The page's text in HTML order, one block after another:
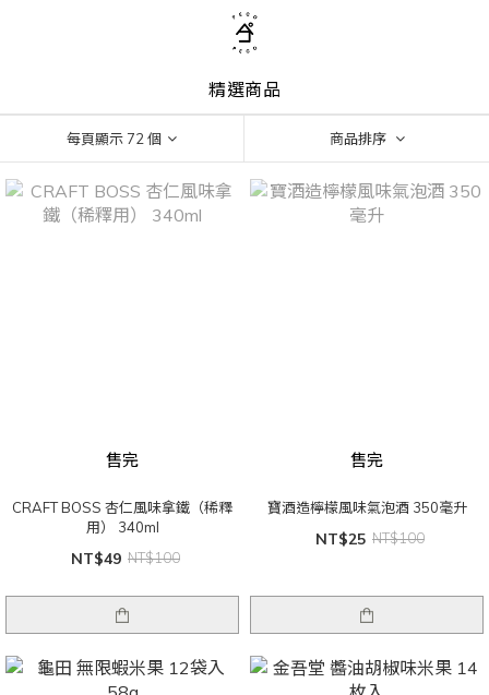
精選商品
每頁顯示 72 個 商品排序
售完
CRAFT BOSS 杏仁風味拿鐵（稀釋
用） 340ml
NT$49 NT$100
售完
寶酒造檸檬風味氣泡酒 350毫升
NT$25 NT$100